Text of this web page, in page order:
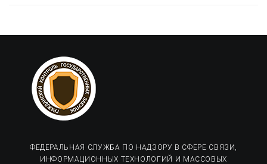
ФЕДЕРАЛЬНАЯ СЛУЖБА ПО НАДЗОРУ В СФЕРЕ СВЯЗИ,
ИНФОРМАЦИОННЫХ ТЕХНОЛОГИЙ И МАССОВЫХ